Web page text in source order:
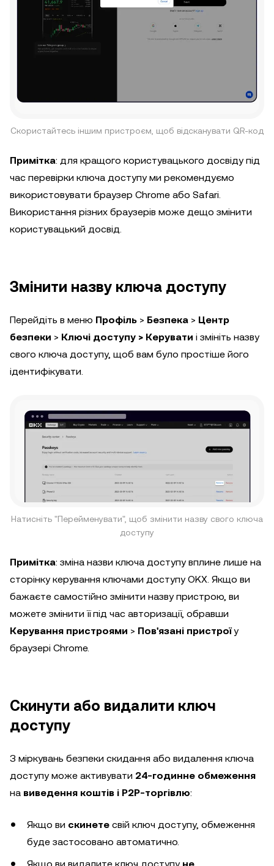
Скористайтесь іншим пристроєм, щоб відсканувати QR-код
Примітка: для кращого користувацького досвіду під
час перевірки ключа доступу ми рекомендуємо
використовувати браузер Chrome або Safari.
Використання різних браузерів може дещо змінити
користувацький досвід.
Змінити назву ключа доступу
Перейдіть в меню Профіль > Безпека > Центр
безпеки > Ключі доступу > Керувати і змініть назву
свого ключа доступу, щоб вам було простіше його
ідентифікувати.
Натисніть "Перейменувати", щоб змінити назву свого ключа
доступу
Примітка: зміна назви ключа доступу вплине лише на
сторінку керування ключами доступу OKX. Якщо ви
бажаєте самостійно змінити назву пристрою, ви
можете змінити її під час авторизації, обравши
Керування пристроями > Пов'язані пристроїу
браузері Chrome.
Скинути або видалити ключ
доступу
З міркувань безпеки скидання або видалення ключа
доступу може активувати 24-годинне обмеження
на виведення коштів і P2P-торгівлю:
Якщо ви скинете свій ключ доступу, обмеження
буде застосовано автоматично.